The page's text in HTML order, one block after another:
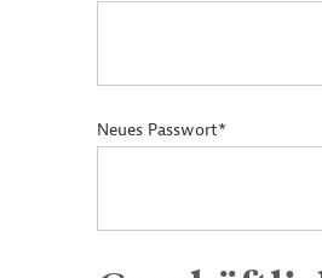
Neues Passwort*